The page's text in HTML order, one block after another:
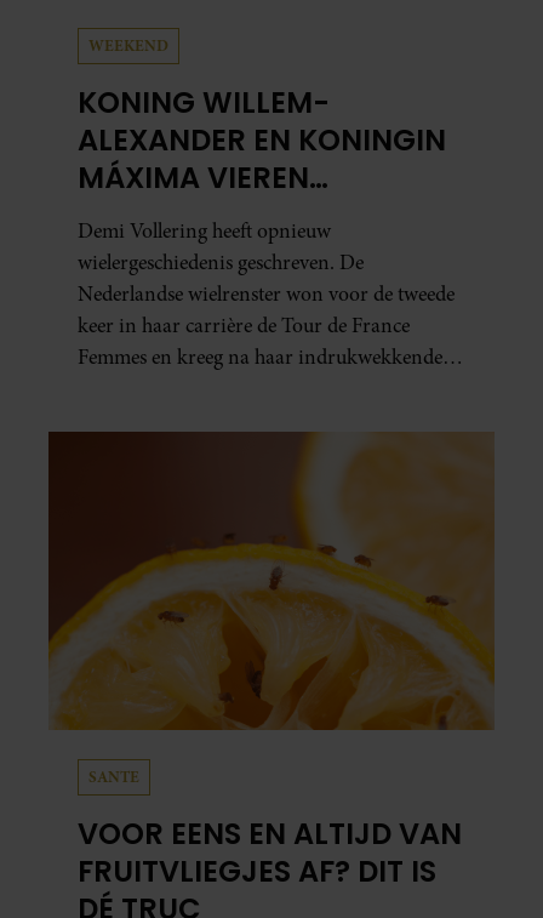
WEEKEND
KONING WILLEM-
ALEXANDER EN KONINGIN
MÁXIMA VIEREN
HISTORISCHE ZEGE DEMI
VOLLERING OP TOUR DE
FRANCE FEMMES
Demi Vollering heeft opnieuw
wielergeschiedenis geschreven. De
Nederlandse wielrenster won voor de tweede
keer in haar carrière de Tour de France
Femmes en kreeg na haar indrukwekkende
SANTE
VOOR EENS EN ALTIJD VAN
FRUITVLIEGJES AF? DIT IS
DÉ TRUC